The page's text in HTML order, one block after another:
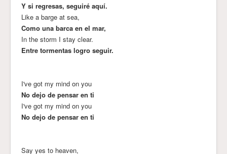
Y si regresas, seguiré aquí.
Like a barge at sea,
Como una barca en el mar,
In the storm I stay clear.
Entre tormentas logro seguir.
I've got my mind on you
No dejo de pensar en ti
I've got my mind on you
No dejo de pensar en ti
Say yes to heaven,